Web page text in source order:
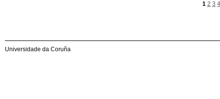
1 2 3 4
Universidade da Coruña